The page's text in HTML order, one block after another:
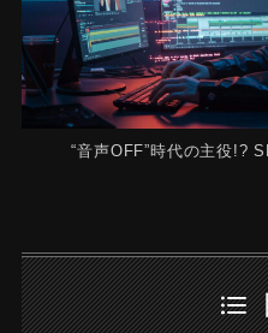
“音声OFF”時代の主役!?